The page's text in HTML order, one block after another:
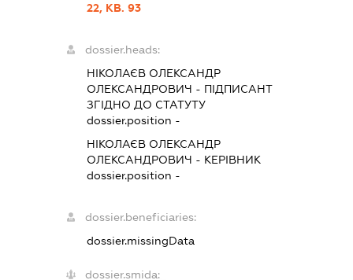
22, КВ. 93
dossier.heads:
НІКОЛАЄВ ОЛЕКСАНДР
ОЛЕКСАНДРОВИЧ - ПІДПИСАНТ
ЗГІДНО ДО СТАТУТУ
dossier.position -
НІКОЛАЄВ ОЛЕКСАНДР
ОЛЕКСАНДРОВИЧ - КЕРІВНИК
dossier.position -
dossier.beneficiaries:
dossier.missingData
dossier.smida: